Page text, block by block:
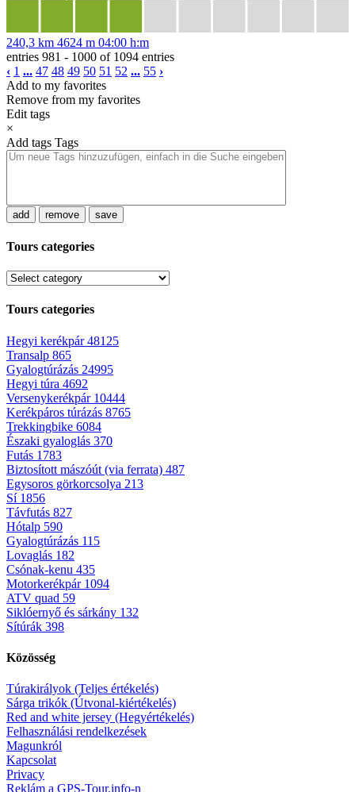
240,3 km 4624 m 04:00 h:m
entries 981 - 1000 of 1094 entries
‹ 1 ... 47 48 49 50 51 52 ... 55 ›
Add to my favorites
Remove from my favorites
Edit tags
×
Add tags Tags
add remove save
Tours categories
Tours categories
Hegyi kerékpár48125
Transalp 865
Gyalogtúrázás 24995
Hegyi túra 4692
Versenykerékpár 10444
Kerékpáros túrázás 8765
Trekkingbike 6084
Északi gyaloglás 370
Futás 1783
Biztosított mászóút (via ferrata) 487
Egysoros görkorcsolya 213
Sí 1856
Távfutás 827
Hótalp 590
Gyalogtúrázás 115
Lovaglás 182
Csónak-kenu 435
Motorkerékpár 1094
ATV quad 59
Siklóernyő és sárkány 132
Sítúrák 398
Közösség
Túrakirályok (Teljes értékelés)
Sárga trikók (Útvonal-kiértékelés)
Red and white jersey (Hegyértékelés)
Felhasználási rendelkezések
Magunkról
Kapcsolat
Privacy
Reklám a GPS-Tour.info-n